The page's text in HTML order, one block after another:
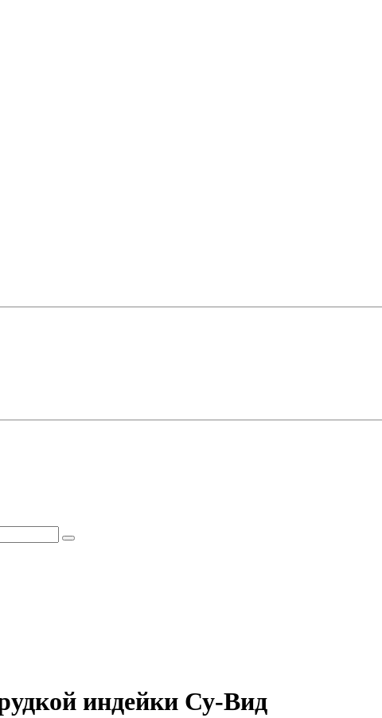
индейки Су-Вид